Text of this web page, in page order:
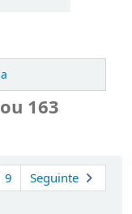
163
9
Seguinte